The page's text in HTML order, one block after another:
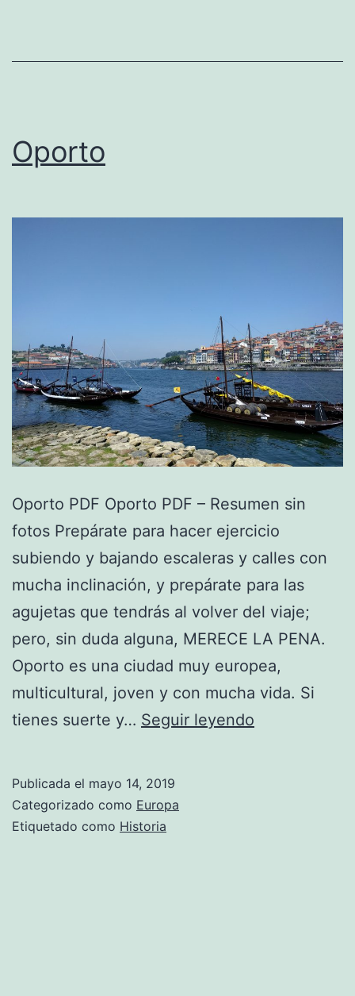
Oporto
Oporto PDF Oporto PDF – Resumen sin
fotos Prepárate para hacer ejercicio
subiendo y bajando escaleras y calles con
mucha inclinación, y prepárate para las
agujetas que tendrás al volver del viaje;
pero, sin duda alguna, MERECE LA PENA.
Oporto es una ciudad muy europea,
multicultural, joven y con mucha vida. Si
tienes suerte y… Seguir leyendo
Publicada el mayo 14, 2019
Categorizado como Europa
Etiquetado como Historia